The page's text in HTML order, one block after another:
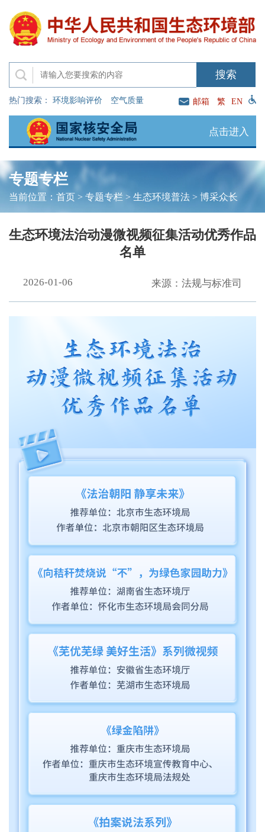
热门搜索： 环境影响评价 空气质量 邮箱 繁 EN
点击进入
专题专栏
当前位置： 首页> 专题专栏 > 生态环境普法> 博采众长
生态环境法治动漫微视频征集活动优秀作品
名单
2026-01-06 来源：法规与标准司